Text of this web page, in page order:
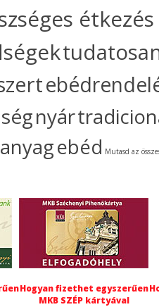
étkezés
nyár
ebéd Mutasd az
Hogyan fizethet egyszerűen
MKB SZÉP kártyával